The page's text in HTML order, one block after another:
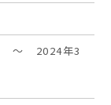
～ 2024年3